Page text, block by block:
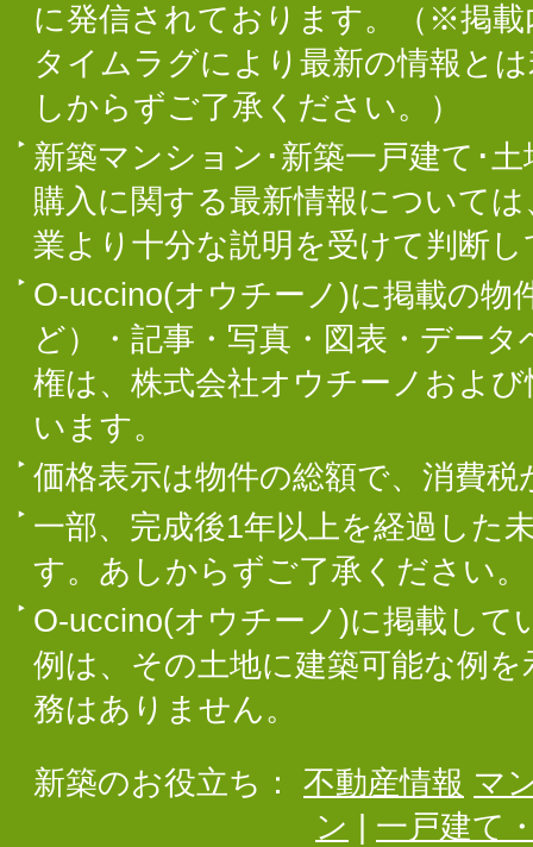
に発信されております。（※掲
タイムラグにより最新の情報と
しからずご了承ください。）
新築マンション･新築一戸建て･
購入に関する最新情報について
業より十分な説明を受けて判断
O-uccino(オウチーノ)に掲載の物
ど）・記事・写真・図表・デー
権は、株式会社オウチーノおよ
います。
価格表示は物件の総額で、消費
一部、完成後1年以上を経過した
す。あしからずご了承ください。
O-uccino(オウチーノ)に掲載して
例は、その土地に建築可能な例
務はありません。
新築のお役立ち： 不動産情報 マ
ン
一戸建て